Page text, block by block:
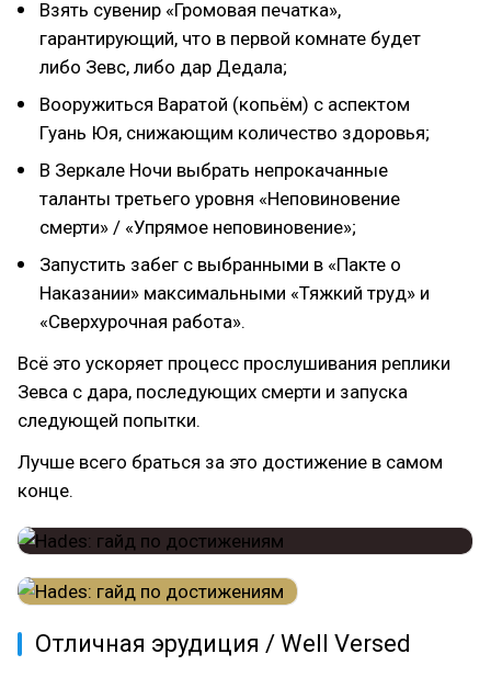
Взять сувенир «Громовая печатка»,
гарантирующий, что в первой комнате будет
либо Зевс, либо дар Дедала;
Вооружиться Варатой (копьём) с аспектом
Гуань Юя, снижающим количество здоровья;
В Зеркале Ночи выбрать непрокачанные
таланты третьего уровня «Неповиновение
смерти» / «Упрямое неповиновение»;
Запустить забег с выбранными в «Пакте о
Наказании» максимальными «Тяжкий труд» и
«Сверхурочная работа».
Всё это ускоряет процесс прослушивания реплики
Зевса с дара, последующих смерти и запуска
следующей попытки.
Лучше всего браться за это достижение в самом
конце.
Отличная эрудиция / Well Versed